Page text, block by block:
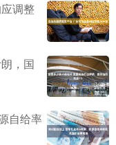
调整
，国
自给率